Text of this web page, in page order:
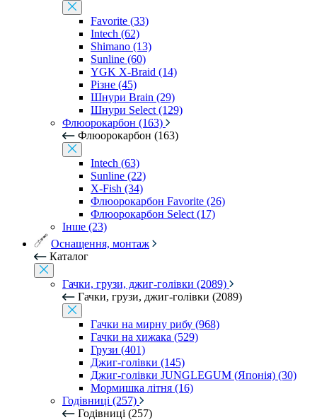
Favorite (33)
Intech (62)
Shimano (13)
Sunline (60)
YGK X-Braid (14)
Різне (45)
Шнури Brain (29)
Шнури Select (129)
Флюорокарбон (163)
Флюорокарбон (163)
Intech (63)
Sunline (22)
X-Fish (34)
Флюорокарбон Favorite (26)
Флюорокарбон Select (17)
Інше (23)
Оснащення, монтаж
Каталог
Гачки, грузи, джиг-голівки (2089)
Гачки, грузи, джиг-голівки (2089)
Гачки на мирну рибу (968)
Гачки на хижака (529)
Грузи (401)
Джиг-голівки (145)
Джиг-голівки JUNGLEGUM (Японія) (30)
Мормишка літня (16)
Годівниці (257)
Годівниці (257)